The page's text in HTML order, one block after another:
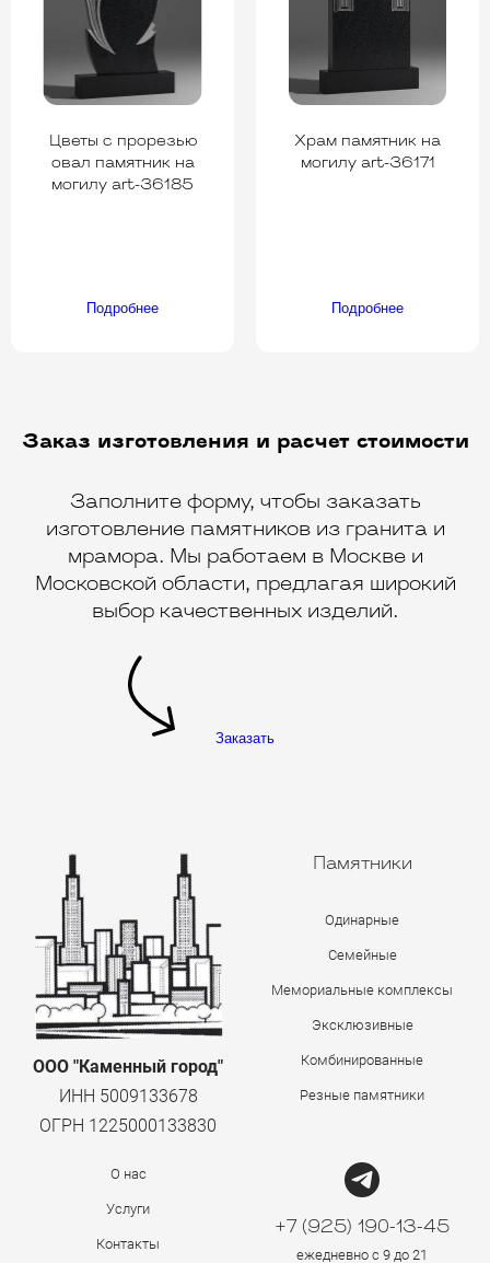
Цветы с прорезью
овал памятник на
могилу art-36185
Подробнее
Храм памятник на
могилу art-36171
Подробнее
Заказ изготовления и расчет стоимости
Заполните форму, чтобы заказать
изготовление памятников из гранита и
мрамора. Мы работаем в Москве и
Московской области, предлагая широкий
выбор качественных изделий.
Заказать
ООО "Каменный город"
ИНН 5009133678
ОГРН 1225000133830
Памятники
Одинарные
Семейные
Мемориальные комплексы
Эксклюзивные
Комбинированные
Резные памятники
О нас
Услуги
Контакты
+7 (925) 190-13-45
ежедневно с 9 до 21